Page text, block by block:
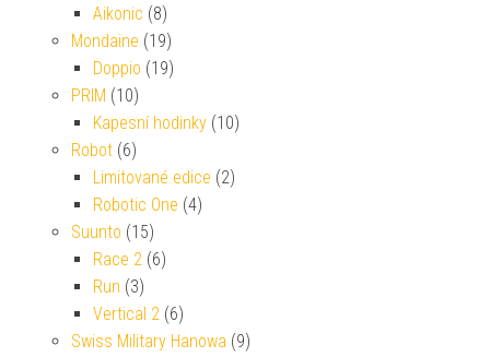
Aikonic (8)
Mondaine (19)
Doppio (19)
PRIM (10)
Kapesní hodinky (10)
Robot (6)
Limitované edice (2)
Robotic One (4)
Suunto (15)
Race 2 (6)
Run (3)
Vertical 2 (6)
Swiss Military Hanowa (9)